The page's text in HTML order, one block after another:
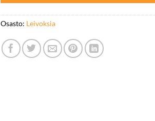
Osasto: Leivoksia